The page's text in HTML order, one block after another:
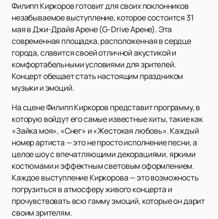
Филипп Киркоров готовит для своих поклонников
незабываемое выступление, которое состоится 31
мая в Джи-Драйв Арене (G-Drive Арене). Эта
современная площадка, расположенная в сердце
города, славится своей отличной акустикой и
комфортабельными условиями для зрителей.
Концерт обещает стать настоящим праздником
музыки и эмоций.
На сцене Филипп Киркоров представит программу, в
которую войдут его самые известные хиты, такие как
«Зайка моя», «Снег» и «Жестокая любовь». Каждый
номер артиста — это не просто исполнение песни, а
целое шоу с впечатляющими декорациями, яркими
костюмами и эффектным световым оформлением.
Каждое выступление Киркорова — это возможность
погрузиться в атмосферу живого концерта и
прочувствовать всю гамму эмоций, которые он дарит
своим зрителям.